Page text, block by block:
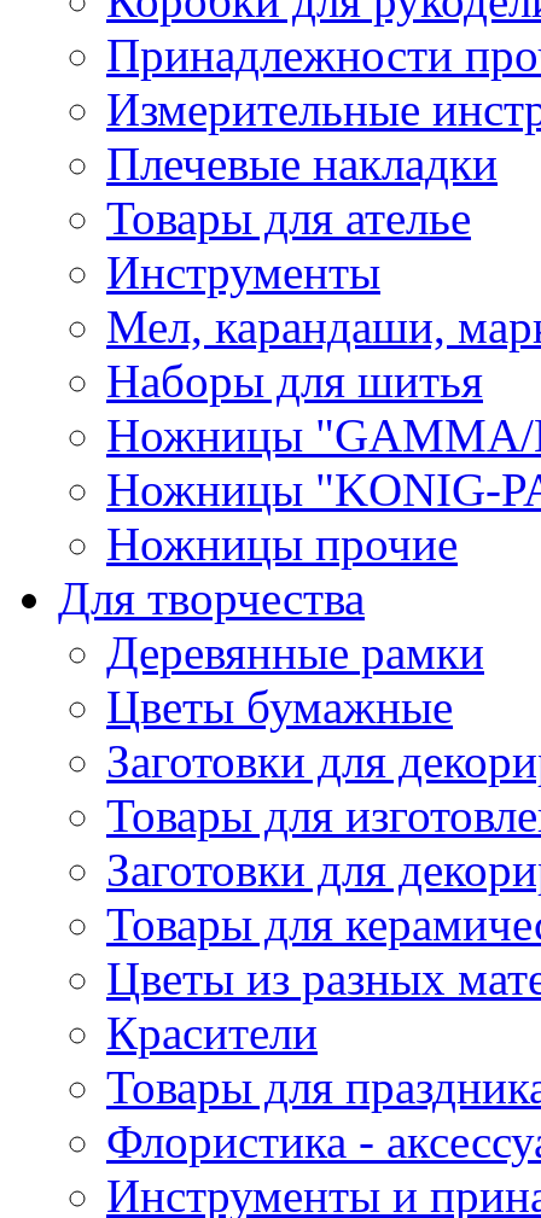
Принадлежности
Измерительные
Плечевые накладки
Товары для ателье
Инструменты
Мел, карандаши,
Наборы для шитья
Ножницы "GAMMA/
Ножницы "KONIG-
Ножницы прочие
Для творчества
Деревянные рамки
Цветы бумажные
Заготовки для
Товары для
Заготовки для
Товары для
Цветы из разных
Красители
Товары для
Флористика -
Инструменты и